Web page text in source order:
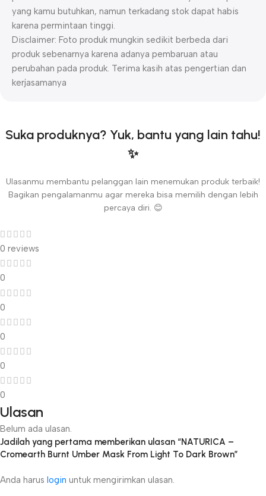
yang kamu butuhkan, namun terkadang stok dapat habis
karena permintaan tinggi.
Disclaimer: Foto produk mungkin sedikit berbeda dari
produk sebenarnya karena adanya pembaruan atau
perubahan pada produk. Terima kasih atas pengertian dan
kerjasamanya
Suka produknya? Yuk, bantu yang lain tahu!
✨
Ulasanmu membantu pelanggan lain menemukan produk terbaik!
Bagikan pengalamanmu agar mereka bisa memilih dengan lebih
percaya diri. 😊
0 reviews
0
0
0
0
0
Ulasan
Belum ada ulasan.
Jadilah yang pertama memberikan ulasan “NATURICA –
Cromearth Burnt Umber Mask From Light To Dark Brown”
Anda harus login untuk mengirimkan ulasan.